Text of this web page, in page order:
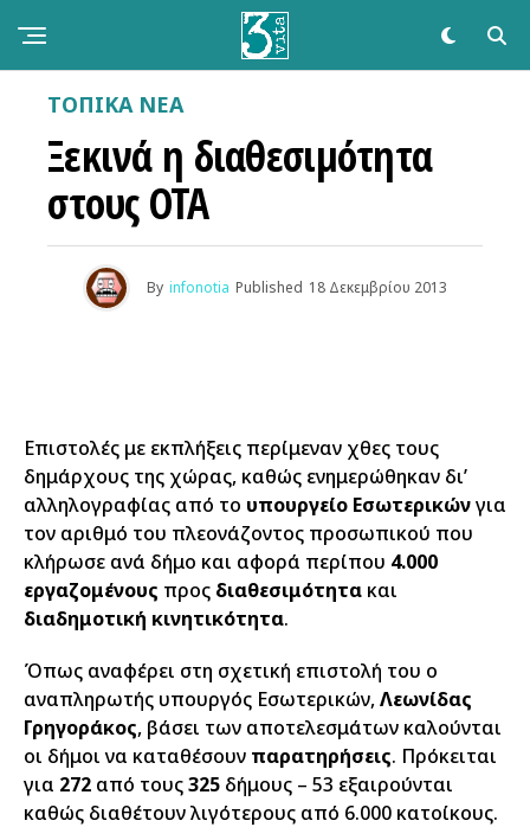
ΤΟΠΙΚΑ ΝΕΑ
Ξεκινά η διαθεσιμότητα
στους ΟΤΑ
By infonotia Published 18 Δεκεμβρίου 2013
Επιστολές με εκπλήξεις περίμεναν χθες τους
δημάρχους της χώρας, καθώς ενημερώθηκαν δι’
αλληλογραφίας από το υπουργείο Εσωτερικώνγια
τον αριθμό του πλεονάζοντος προσωπικού που
κλήρωσε ανά δήμο και αφορά περίπου 4.000
εργαζομένους προς διαθεσιμότητα και
διαδημοτική κινητικότητα.
Όπως αναφέρει στη σχετική επιστολή του ο
αναπληρωτής υπουργός Εσωτερικών,Λεωνίδας
Γρηγοράκος, βάσει των αποτελεσμάτων καλούνται
οι δήμοι να καταθέσουν παρατηρήσεις. Πρόκειται
για 272 από τους325 δήμους – 53 εξαιρούνται
καθώς διαθέτουν λιγότερους από 6.000 κατοίκους.